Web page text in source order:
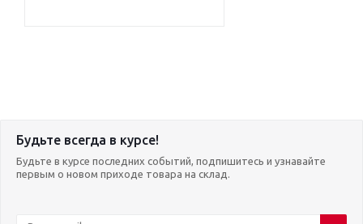
Будьте всегда в курсе!
Будьте в курсе последних событий, подпишитесь и узнавайте
первым о новом приходе товара на склад.